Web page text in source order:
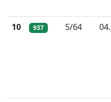
10
937 5/64